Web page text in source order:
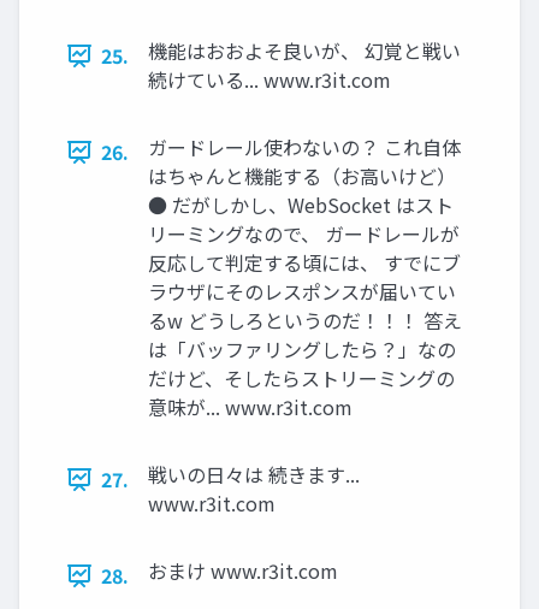
25.
機能はおおよそ良いが、 幻覚と戦い
続けている... www.r3it.com
26.
ガードレール使わないの？ これ自体
はちゃんと機能する（お高いけど）
● だがしかし、WebSocket はスト
リーミングなので、 ガードレールが
反応して判定する頃には、 すでにブ
ラウザにそのレスポンスが届いてい
るw どうしろというのだ！！！ 答え
は「バッファリングしたら？」なの
だけど、そしたらストリーミングの
意味が... www.r3it.com
27.
戦いの日々は 続きます...
www.r3it.com
28. おまけ www.r3it.com